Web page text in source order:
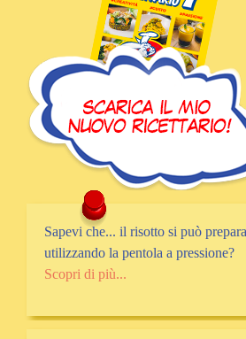
Sapevi che... il risotto si può
utilizzando la pentola a pressione?
Scopri di più...